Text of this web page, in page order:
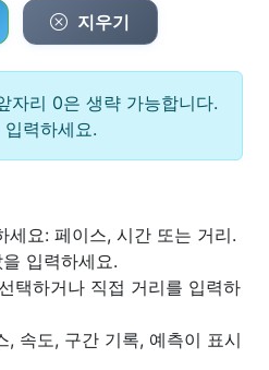
지우기
자리 0은 생략 가능합니다.
력하세요.
세요: 페이스, 시간 또는 거리.
입력하세요.
택하거나 직접 거리를 입력하
, 속도, 구간 기록, 예측이 표시